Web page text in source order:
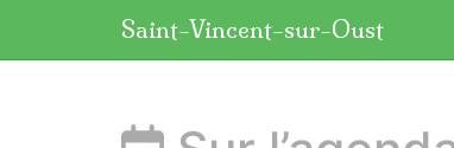
Saint-Vincent-sur-Oust
Panneau de gestion des cookies